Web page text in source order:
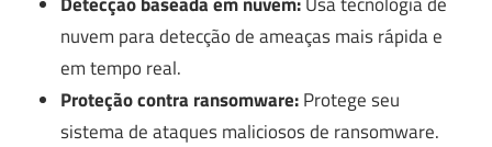
nuvem para detecção de ameaças mais rápida e
em tempo real.
Proteção contra ransomware:Protege seu
sistema de ataques maliciosos de ransomware.